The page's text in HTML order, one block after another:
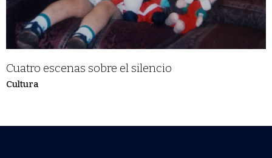
Cuatro escenas sobre el silencio
Cultura